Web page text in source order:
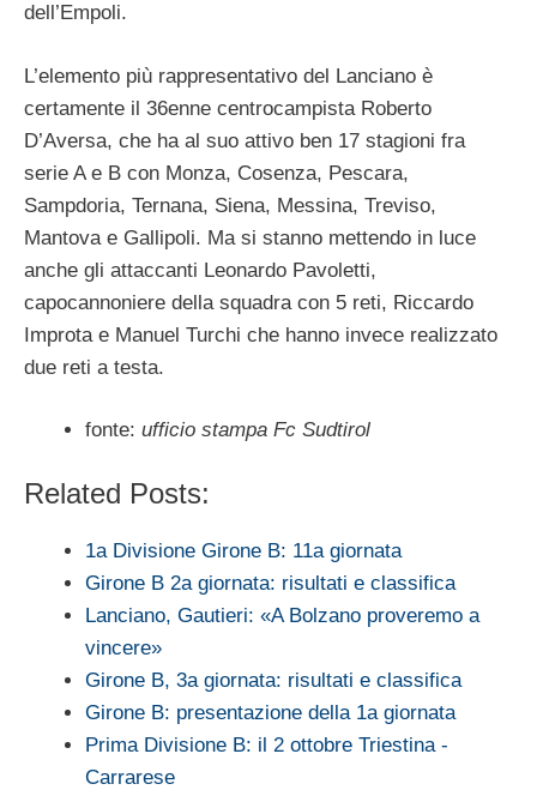
dell’Empoli.
L’elemento più rappresentativo del Lanciano è
certamente il 36enne centrocampista Roberto
D’Aversa, che ha al suo attivo ben 17 stagioni fra
serie A e B con Monza, Cosenza, Pescara,
Sampdoria, Ternana, Siena, Messina, Treviso,
Mantova e Gallipoli. Ma si stanno mettendo in luce
anche gli attaccanti Leonardo Pavoletti,
capocannoniere della squadra con 5 reti, Riccardo
Improta e Manuel Turchi che hanno invece realizzato
due reti a testa.
fonte: ufficio stampa Fc Sudtirol
Related Posts:
1a Divisione Girone B: 11a giornata
Girone B 2a giornata: risultati e classifica
Lanciano, Gautieri: «A Bolzano proveremo a
vincere»
Girone B, 3a giornata: risultati e classifica
Girone B: presentazione della 1a giornata
Prima Divisione B: il 2 ottobre Triestina -
Carrarese